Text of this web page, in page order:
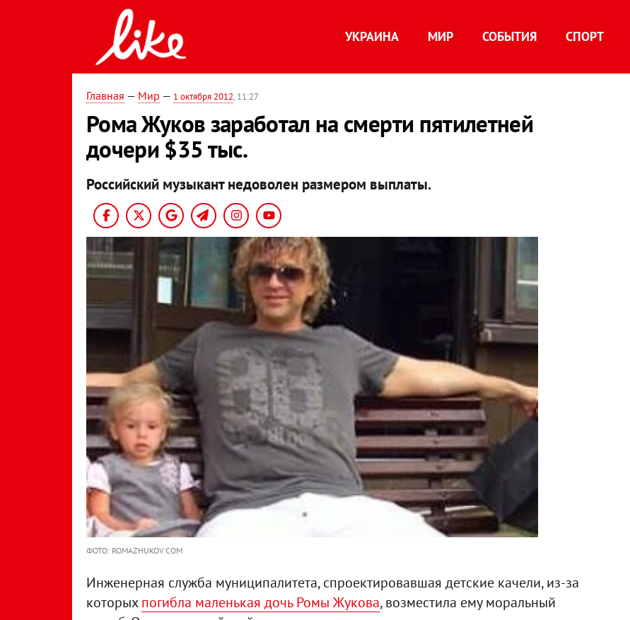
УКРАИНА МИР СОБЫТИЯ СПОРТ
Главная — Мир — 1 октября 2012, 11:27
Рома Жуков заработал на смерти пятилетней
дочери $35 тыс.
Российский музыкант недоволен размером выплаты.
ФОТО: ROMAZHUKOV.COM
Инженерная служба муниципалитета, спроектировавшая детские качели, из-за
которыхпогибла маленькая дочь Ромы Жукова, возместила ему моральный